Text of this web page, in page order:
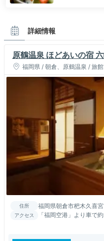
詳細情報
原鶴温泉 ほどあいの宿
福岡県 / 朝倉、原鶴温泉 / 旅館
住所 福岡県朝倉市杷木久喜
アクセス
「福岡空港」より車で